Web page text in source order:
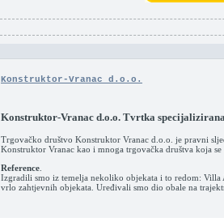
Konstruktor-Vranac d.o.o.
Konstruktor-Vranac d.o.o. Tvrtka
Trgovačko društvo Konstruktor Vranac d.o.o. je pravni
Konstruktor Vranac kao i mnoga trgovačka društva koja
Reference
Izgradili smo iz temelja nekoliko objekata i to redom:
vrlo zahtjevnih objekata. Uređivali smo dio obale na